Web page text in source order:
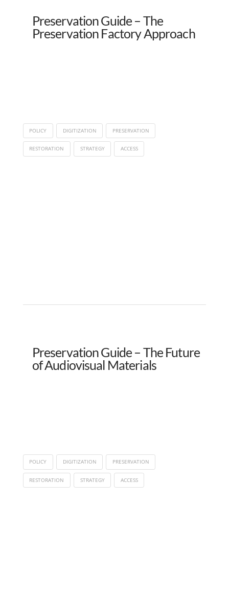
Preservation Guide – The
Preservation Factory Approach
POLICY DIGITIZATION PRESERVATION
RESTORATION STRATEGY ACCESS
Preservation Guide – The Future
of Audiovisual Materials
POLICY DIGITIZATION PRESERVATION
RESTORATION STRATEGY ACCESS